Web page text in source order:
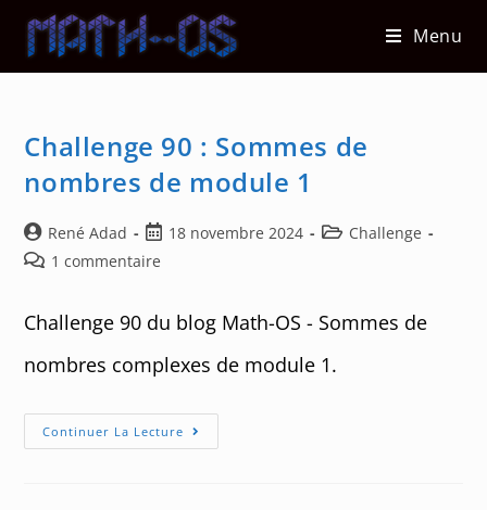
content
Menu
Challenge 90 : Sommes de
nombres de module 1
Auteur/autrice
de
René Adad
Post
published:
18 novembre 2024
PostChallenge
Post1 commentaire
Challenge 90 du blog Math-OS - Sommes de
nombres complexes de module 1.
Continuer La Lecture Challenge
90